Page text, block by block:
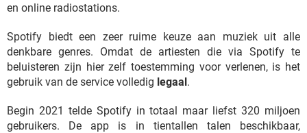
en online radiostations.
Spotify biedt een zeer ruime keuze aan muziek uit alle
denkbare genres. Omdat de artiesten die via Spotify te
beluisteren zijn hier zelf toestemming voor verlenen, is het
gebruik van de service volledig legaal.
Begin 2021 telde Spotify in totaal maar liefst 320 miljoen
gebruikers. De app is in tientallen talen beschikbaar,